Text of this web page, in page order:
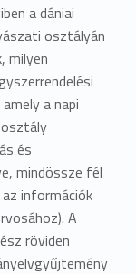
a dániai
osztályán
milyen
a napi
és
mindössze fél
információk
A
röviden